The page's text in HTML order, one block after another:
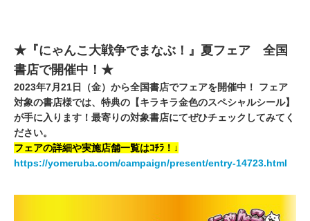
★『にゃんこ大戦争でまなぶ！』夏フェア 全国
書店で開催中！★
2023年7月21日（金）から全国書店でフェアを開催中！ フェア
対象の書店様では、特典の【キラキラ金色のスペシャルシール】
が手に入ります！最寄りの対象書店にてぜひチェックしてみてく
ださい。
フェアの詳細や実施店舗一覧はｺﾁﾗ！↓
https://yomeruba.com/campaign/present/entry-14723.html